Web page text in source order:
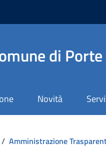
di Porte
Novità
/ Amministrazione